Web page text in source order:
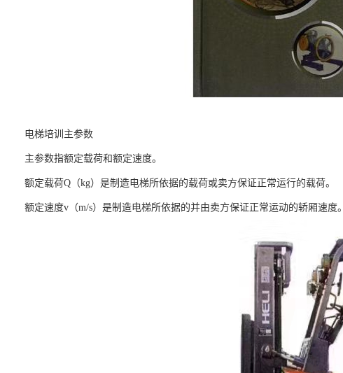
电梯培训主参数
主参数指额定载荷和额定速度。
额定载荷Q（kg）是制造电梯所依据的载荷或卖方保证正常运行的载荷。
额定速度v（m/s）是制造电梯所依据的并由卖方保证正常运动的轿厢速度。